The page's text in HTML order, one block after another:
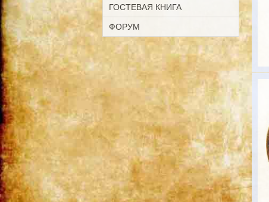
ГОСТЕВАЯ КНИГА
ФОРУМ